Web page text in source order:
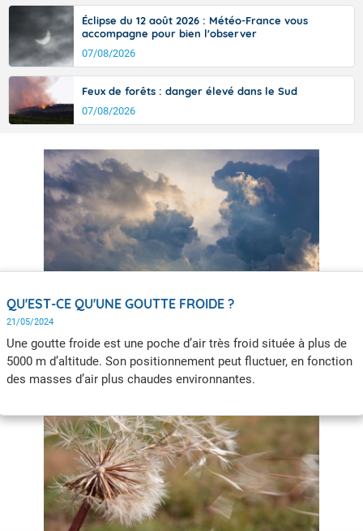
Éclipse du 12 août 2026 : Météo-France vous
accompagne pour bien l'observer
07/08/2026
Feux de forêts : danger élevé dans le Sud
07/08/2026
QU'EST-CE QU'UNE GOUTTE FROIDE ?
21/05/2024
Une goutte froide est une poche d’air très froid située à plus de
5000 m d’altitude. Son positionnement peut fluctuer, en fonction
des masses d’air plus chaudes environnantes.